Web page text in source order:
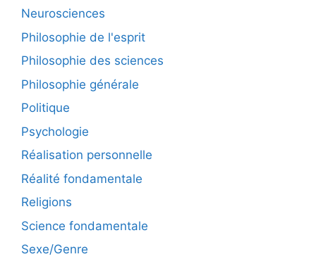
Neurosciences
Philosophie de l'esprit
Philosophie des sciences
Philosophie générale
Politique
Psychologie
Réalisation personnelle
Réalité fondamentale
Religions
Science fondamentale
Sexe/Genre